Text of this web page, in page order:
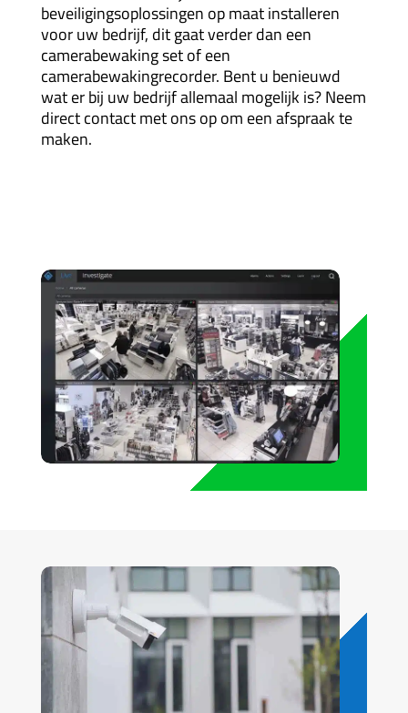
beveiligingsoplossingen op maat installeren
voor uw bedrijf, dit gaat verder dan een
camerabewaking set of een
camerabewakingrecorder. Bent u benieuwd
wat er bij uw bedrijf allemaal mogelijk is? Neem
direct contact met ons op om een afspraak te
maken.